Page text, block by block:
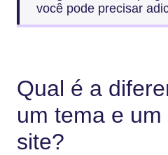
você pode precisar
Qual é a
um tema e
site?